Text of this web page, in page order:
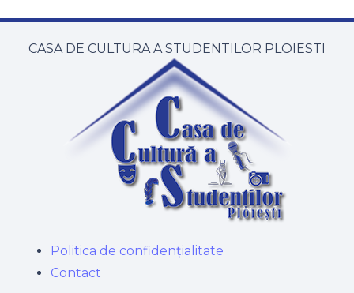
CASA DE CULTURA A STUDENTILOR PLOIESTI
Politica de confidențialitate
Contact